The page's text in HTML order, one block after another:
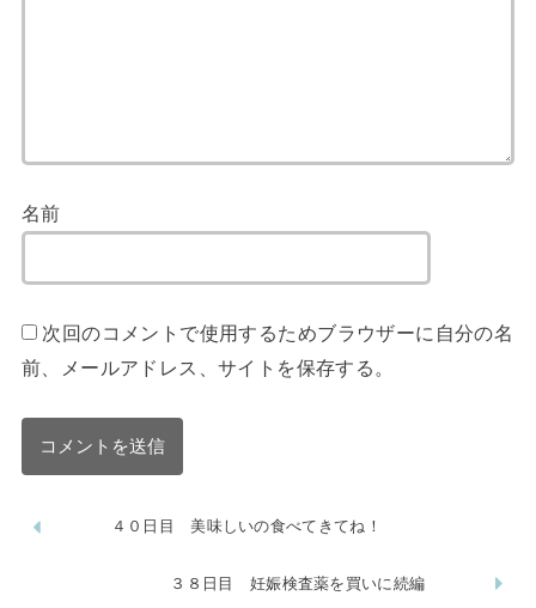
名前
次回のコメントで使用するためブラウザーに自分の名
前、メールアドレス、サイトを保存する。
４０日目 美味しいの食べてきてね！
３８日目 妊娠検査薬を買いに続編